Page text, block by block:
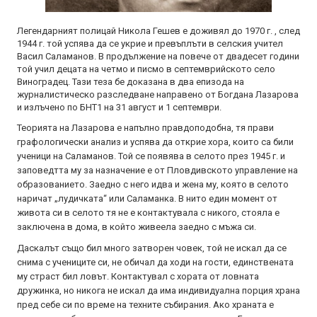
Легендарният полицай Никола Гешев е доживял до 1970 г. , след
1944 г. той успява да се укрие и превъплъти в селския учител
Васил Саламанов. В продължение на повече от двадесет години
той учил децата на четмо и писмо в септемврийското село
Виноградец. Тази теза бе доказана в два епизода на
журналистическо разследване направено от Богдана Лазарова
и излъчено по БНТ1 на 31 август и 1 септември.
Теорията на Лазарова е напълно правдоподобна, тя прави
графологически анализ и успява да открие хора, които са били
ученици на Саламанов. Той се появява в селото през 1945 г. и
заповедтта му за назначение е от Пловдивското управление на
образованието. Заедно с него идва и жена му, която в селото
наричат „лудичката“ или Саламанка. В нито един момент от
живота си в селото тя не е контактувала с никого, стояла е
заключена в дома, в който живеела заедно с мъжа си.
Даскалът също бил много затворен човек, той не искал да се
снима с учениците си, не обичал да ходи на гости, единствената
му страст бил ловът. Контактувал с хората от ловната
дружинка, но никога не искал да има индивидуална порция храна
пред себе си по време на техните събирания. Ако храната е